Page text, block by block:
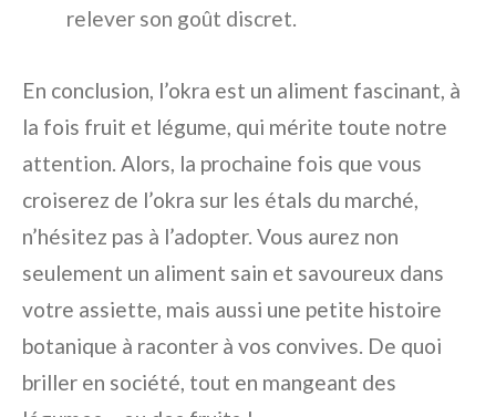
relever son goût discret.
En conclusion, l’okra est un aliment fascinant, à
la fois fruit et légume, qui mérite toute notre
attention. Alors, la prochaine fois que vous
croiserez de l’okra sur les étals du marché,
n’hésitez pas à l’adopter. Vous aurez non
seulement un aliment sain et savoureux dans
votre assiette, mais aussi une petite histoire
botanique à raconter à vos convives. De quoi
briller en société, tout en mangeant des